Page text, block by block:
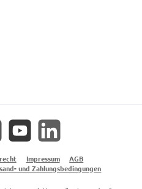
YouTube LinkedIn
Impressum
AGB
und Zahlungsbedingungen